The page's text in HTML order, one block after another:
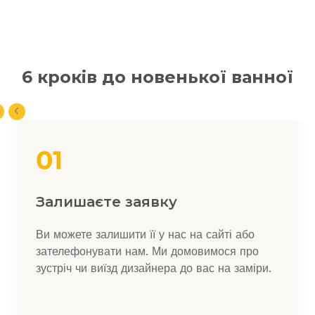
6 кроків до новенької ванної
Залишаєте заявку
Ви можете залишити її у нас на сайті або
зателефонувати нам. Ми домовимося про
зустріч чи виїзд дизайнера до вас на заміри.